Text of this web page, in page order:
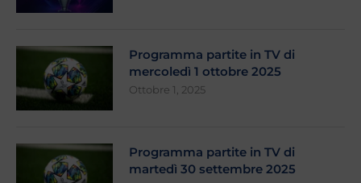
Programma partite in TV di
mercoledì 1 ottobre 2025
Ottobre 1, 2025
Programma partite in TV di
martedì 30 settembre 2025